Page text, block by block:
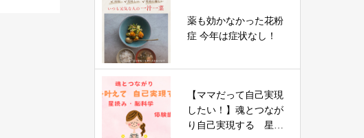
薬も効かなかった花粉
症 今年は症状なし！
【ママだって自己実現
したい！】魂とつなが
り自己実現する 星読